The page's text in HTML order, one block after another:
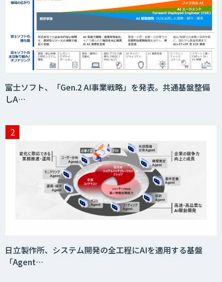
積算AI
ID ZERO（アイディーゼロ）
身体・動作解析AIソリューション
富士ソフト、「Gen.2 AI事業戦略」を発表。共通基盤整備
しA…
日立製作所、システム開発の全工程にAIを適用する基盤
「Agent…